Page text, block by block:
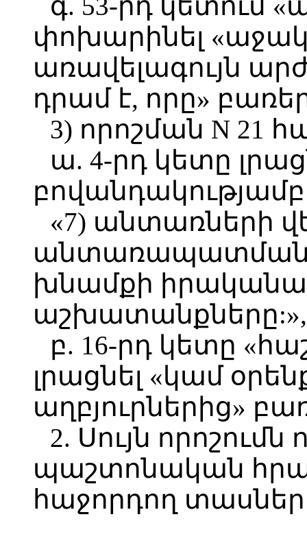
գ. 53-րդ կետում
փոխարինել
առավելագույն
դրամ է, որը»
3) որոշման N 21
ա. 4-րդ կետը
«7) անտառների
անտառապատման,
խնամքի
աշխատանքները:»,
բ. 16-րդ կետը
լրացնել «կամ
աղբյուրներից»
2. Սույն որոշումն
պաշտոնական
հաջորդող